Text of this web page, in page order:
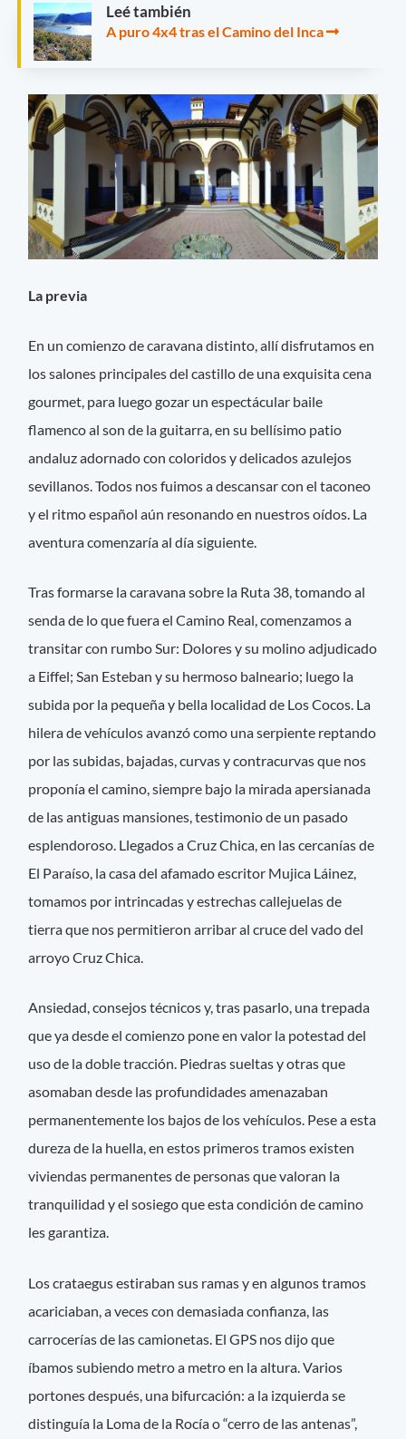
Leé también
A puro 4x4 tras el Camino del Inca
La previa
En un comienzo de caravana distinto, allí disfrutamos en
los salones principales del castillo de una exquisita cena
gourmet, para luego gozar un espectácular baile
flamenco al son de la guitarra, en su bellísimo patio
andaluz adornado con coloridos y delicados azulejos
sevillanos. Todos nos fuimos a descansar con el taconeo
y el ritmo español aún resonando en nuestros oídos. La
aventura comenzaría al día siguiente.
Tras formarse la caravana sobre la Ruta 38, tomando al
senda de lo que fuera el Camino Real, comenzamos a
transitar con rumbo Sur: Dolores y su molino adjudicado
a Eiffel; San Esteban y su hermoso balneario; luego la
subida por la pequeña y bella localidad de Los Cocos. La
hilera de vehículos avanzó como una serpiente reptando
por las subidas, bajadas, curvas y contracurvas que nos
proponía el camino, siempre bajo la mirada apersianada
de las antiguas mansiones, testimonio de un pasado
esplendoroso. Llegados a Cruz Chica, en las cercanías de
El Paraíso, la casa del afamado escritor Mujica Láinez,
tomamos por intrincadas y estrechas callejuelas de
tierra que nos permitieron arribar al cruce del vado del
arroyo Cruz Chica.
Ansiedad, consejos técnicos y, tras pasarlo, una trepada
que ya desde el comienzo pone en valor la potestad del
uso de la doble tracción. Piedras sueltas y otras que
asomaban desde las profundidades amenazaban
permanentemente los bajos de los vehículos. Pese a esta
dureza de la huella, en estos primeros tramos existen
viviendas permanentes de personas que valoran la
tranquilidad y el sosiego que esta condición de camino
les garantiza.
Los crataegus estiraban sus ramas y en algunos tramos
acariciaban, a veces con demasiada confianza, las
carrocerías de las camionetas. El GPS nos dijo que
íbamos subiendo metro a metro en la altura. Varios
portones después, una bifurcación: a la izquierda se
distinguía la Loma de la Rocía o “cerro de las antenas”,